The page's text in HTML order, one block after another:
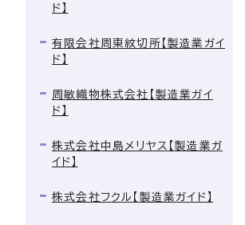
ド】
有限会社周東紋切所【製造業ガイ
ド】
周敏織物株式会社【製造業ガイ
ド】
株式会社中島メリヤス【製造業ガ
イド】
株式会社フクル【製造業ガイド】